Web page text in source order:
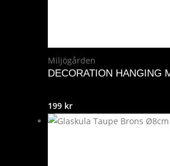
Miljögården
DECORATION HANGING
199 kr